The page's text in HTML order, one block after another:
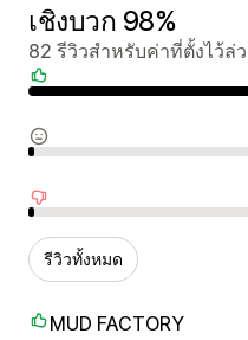
เชิงบวก 98%
82 รีวิวสำหรับค่าที่ตั้งไว้ล่
รีวิวเชิงบวก
รีวิวที่เป็นกลาง
รีวิวเชิงลบ
รีวิวทั้งหมด
MUD FACTORY